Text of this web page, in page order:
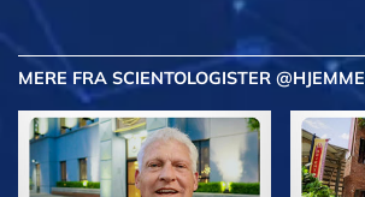
MERE FRA SCIENTOLOGISTER @HJEMME